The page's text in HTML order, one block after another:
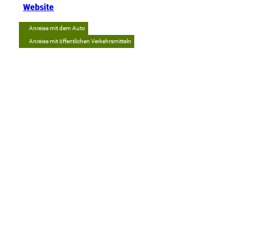
Website
Anreise mit dem Auto
Anreise mit öffentlichen Verkehrsmitteln